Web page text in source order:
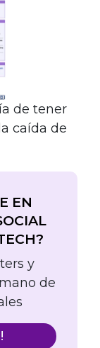
de tener
caída de
EN
y
de